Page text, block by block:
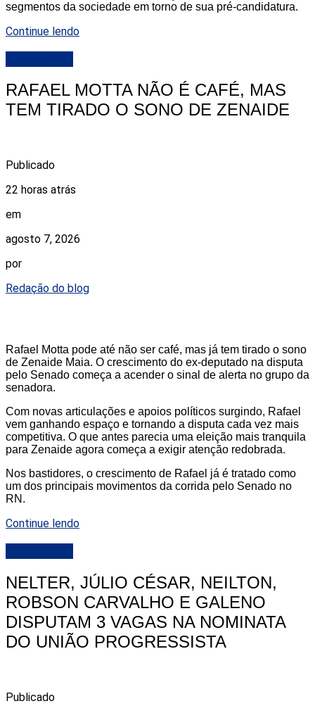
segmentos da sociedade em torno de sua pré-candidatura.
Continue lendo
RAFAEL MOTTA NÃO É CAFÉ, MAS
TEM TIRADO O SONO DE ZENAIDE
Publicado
22 horas atrás
em
agosto 7, 2026
por
Redação do blog
Rafael Motta pode até não ser café, mas já tem tirado o sono
de Zenaide Maia. O crescimento do ex-deputado na disputa
pelo Senado começa a acender o sinal de alerta no grupo da
senadora.
Com novas articulações e apoios políticos surgindo, Rafael
vem ganhando espaço e tornando a disputa cada vez mais
competitiva. O que antes parecia uma eleição mais tranquila
para Zenaide agora começa a exigir atenção redobrada.
Nos bastidores, o crescimento de Rafael já é tratado como
um dos principais movimentos da corrida pelo Senado no
RN.
Continue lendo
NELTER, JÚLIO CÉSAR, NEILTON,
ROBSON CARVALHO E GALENO
DISPUTAM 3 VAGAS NA NOMINATA
DO UNIÃO PROGRESSISTA
Publicado